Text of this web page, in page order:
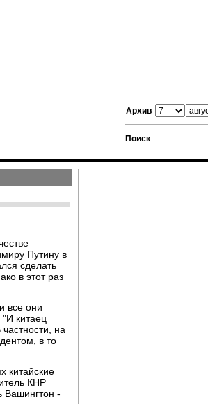
Архив
Поиск
Путину в
сделать
в этот раз
все они
китаец
на
в то
китайские
КНР
Вашингтон -